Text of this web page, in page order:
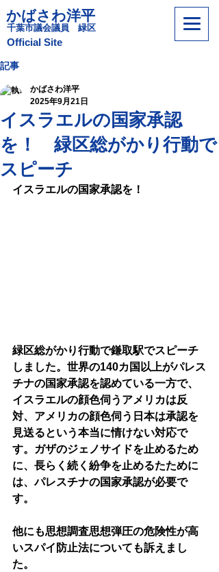
かばさわ洋平
​千葉市議会議員 緑区
​Official Site
記事
イスラエルの国家承認
を！ 緑区総がかり行動で
スピーチ
かばさわ洋平
2025年9月21日
イスラエルの国家承認を！
緑区総がかり行動で鎌取駅でスピーチ
しました。世界の140カ国以上がパレス
チナの国家承認を認めている一方で、
イスラエルの顔色伺うアメリカは反
対、アメリカの顔色伺う日本は承認を
見送るという本当に情けない対応で
す。ガザのジェノサイドを止めるため
に、長らく続く紛争を止めるたために
は、パレスチナの国家承認が必要で
す。
他にも思想調査思想弾圧の危険性が高
いスパイ防止法についても訴えまし
た。